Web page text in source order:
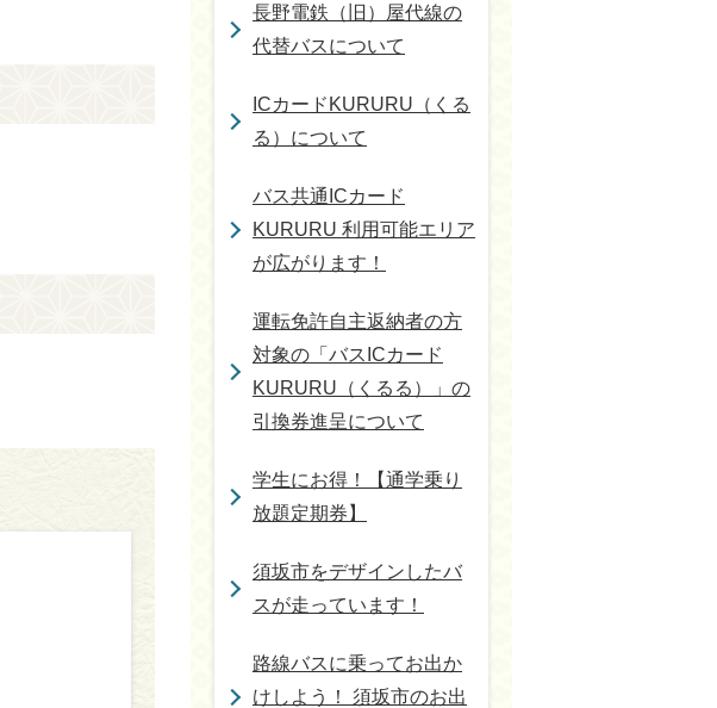
長野電鉄（旧）屋代線の
代替バスについて
ICカードKURURU（くる
る）について
バス共通ICカード
KURURU 利用可能エリア
が広がります！
運転免許自主返納者の方
対象の「バスICカード
KURURU（くるる）」の
引換券進呈について
学生にお得！【通学乗り
放題定期券】
須坂市をデザインしたバ
スが走っています！
路線バスに乗ってお出か
けしよう！ 須坂市のお出